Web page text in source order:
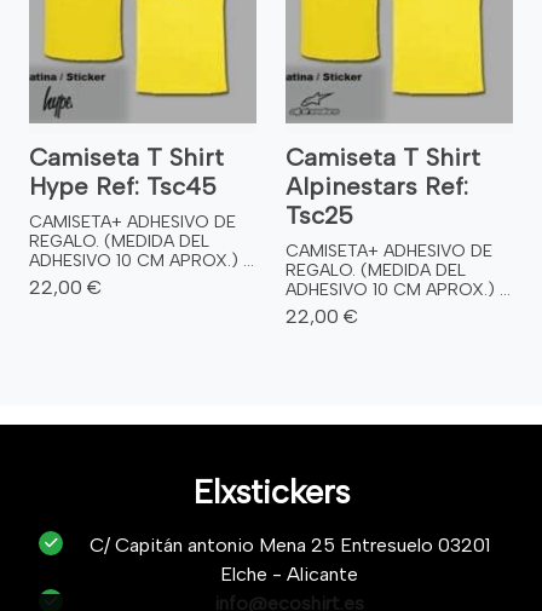
Camiseta T Shirt
Hype Ref: Tsc45
CAMISETA+ ADHESIVO DE
REGALO. (MEDIDA DEL
ADHESIVO 10 CM APROX.) ...
22,00 €
Camiseta T Shirt
Alpinestars Ref:
Tsc25
CAMISETA+ ADHESIVO DE
REGALO. (MEDIDA DEL
ADHESIVO 10 CM APROX.) ...
22,00 €
Elxstickers
C/ Capitán antonio Mena 25 Entresuelo 03201
Elche - Alicante
info@ecoshirt.es